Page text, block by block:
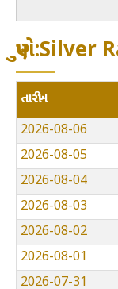
પુણે:Silver
તારીખ
2026-08-06
2026-08-05
2026-08-04
2026-08-03
2026-08-02
2026-08-01
2026-07-31